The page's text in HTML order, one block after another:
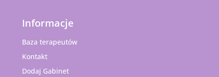
Informacje
Baza terapeutów
Kontakt
Dodaj Gabinet